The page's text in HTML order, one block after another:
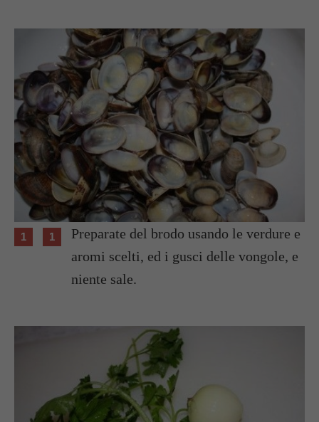
Preparate del brodo usando le verdure e
aromi scelti, ed i gusci delle vongole, e
niente sale.